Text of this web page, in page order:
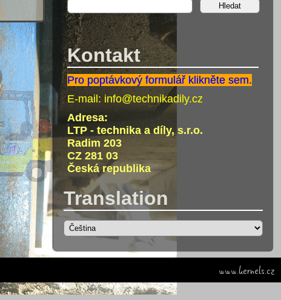
Kontakt
Pro poptávkový formulář klikněte sem.
E-mail: info@technikadily.cz
Adresa:
LTP - technika a díly, s.r.o.
Radim 203
CZ 281 03
Česká republika
Translation
www.kernels.cz